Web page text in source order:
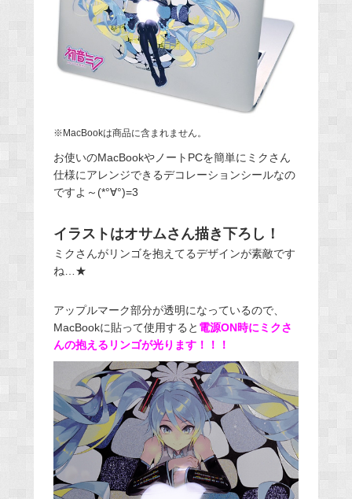
※MacBookは商品に含まれません。
お使いのMacBookやノートPCを簡単にミクさん
仕様にアレンジできるデコレーションシールなの
ですよ～(*°∀°)=3
イラストはオサムさん描き下ろし！
ミクさんがリンゴを抱えてるデザインが素敵です
ね…★
アップルマーク部分が透明になっているので、
MacBookに貼って使用すると 電源ON時にミクさ
んの抱えるリンゴが光ります！！！